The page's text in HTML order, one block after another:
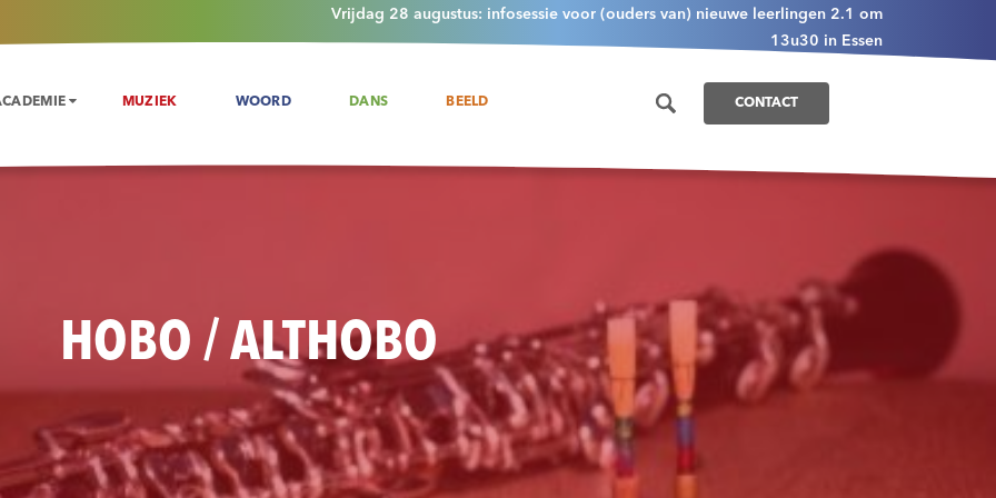
Vrijdag 28 augustus: infosessie voor (ouders van) nieuwe leerlingen 2.1 om
13u30 in Essen
MUZIEK WOORD DANS BEELD CONTACT
HOBO / ALTHOBO